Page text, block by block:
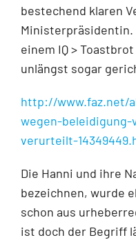
bestechend klaren
Ministerpräsidentin.
einem IQ >
unlängst sogar
http://www.faz.net/
wegen-
verurteilt-
Die Hanni und ihre
bezeichnen, wurde
schon aus
ist doch der Begriff